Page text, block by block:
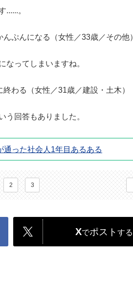
。
ぷんになる（女性／33歳／その他）
なってしまいますね。
わる（女性／31歳／建設・土木）
う回答もありました。
通った社会人1年目あるある
2 3
Xでポスト する